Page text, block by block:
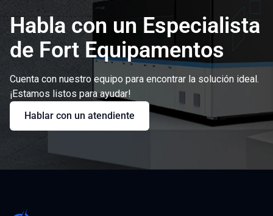
Habla con un Especialista
de Fort Equipamentos
Cuenta con nuestro equipo para encontrar la solución ideal.
¡Estamos listos para ayudar!
Hablar con un atendiente